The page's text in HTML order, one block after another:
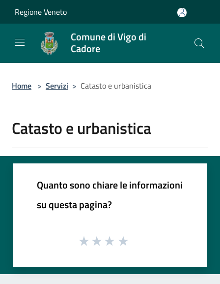
Regione Veneto
Comune di Vigo di
Cadore
Home > Servizi > Catasto e urbanistica
Catasto e urbanistica
Quanto sono chiare le informazioni
su questa pagina?